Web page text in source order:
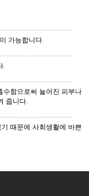
가능합니다.
.
수함으로써 늘어진 피부나
줍니다.
때문에 사회생활에 바쁜